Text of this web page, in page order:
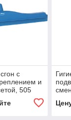
с
и
505